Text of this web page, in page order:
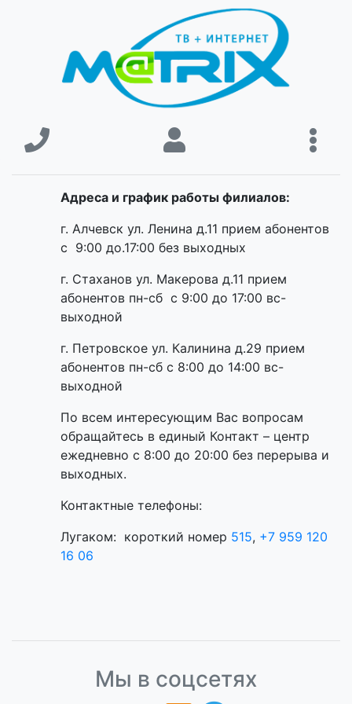
Адреса и график работы филиалов:
г. Алчевск ул. Ленина д.11 прием абонентов
с 9:00 до.17:00 без выходных
г. Стаханов ул. Макерова д.11 прием
абонентов пн-сб с 9:00 до 17:00 вс-
выходной
г. Петровское ул. Калинина д.29 прием
абонентов пн-сб с 8:00 до 14:00 вс-
выходной
По всем интересующим Вас вопросам
обращайтесь в единый Контакт – центр
ежедневно с 8:00 до 20:00 без перерыва и
выходных.
Контактные телефоны:
Лугаком: короткий номер 515, +7 959 120
16 06
Мы в соцсетях